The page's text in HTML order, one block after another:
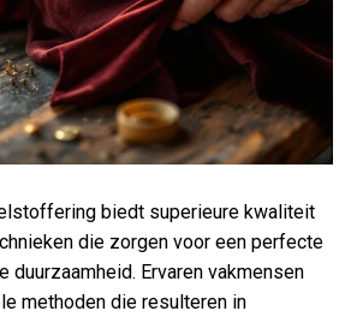
biedt superieure kwaliteit
die zorgen voor een perfecte
duurzaamheid. Ervaren vakmensen
methoden die resulteren in